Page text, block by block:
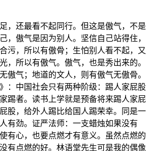
，还最看不起同行。但这是傲气，不是
，傲气是因为别人。坚信自己站得住，
污，所以有傲骨；生怕别人看不起，又
，所以有傲气。傲气，也是秀出来的。
傲气；地道的文人，则有傲气无傲骨。
：中国社会只有两种阶级：踢人家屁股
踢者。读书上学就是预备将来踢人家屁
股，给外人踢比给国人踢荣幸。同是一
有劲。证严法师：一支蜡烛如果没有
有心，也要点燃才有意义。虽然点燃的
有点燃的好。林语堂先生可是我的偶像